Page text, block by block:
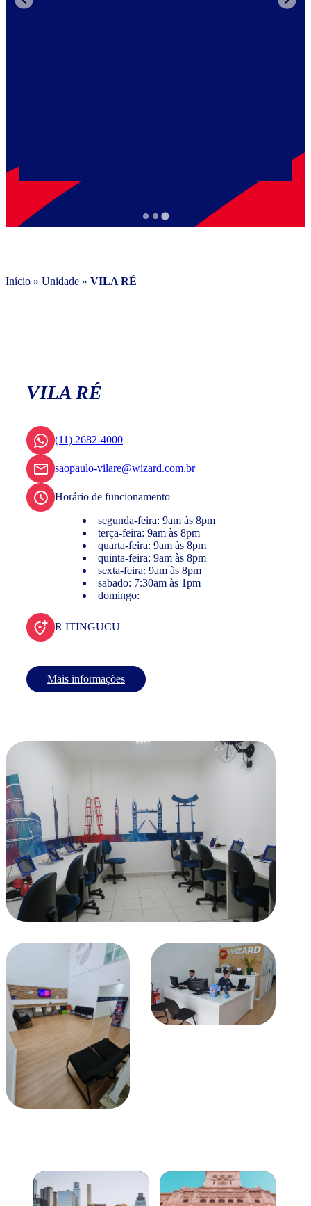
Início » Unidade » VILA RÉ
VILA RÉ
(11) 2682-4000
saopaulo-vilare@wizard.com.br
Horário de funcionamento
segunda-feira: 9am às 8pm
terça-feira: 9am às 8pm
quarta-feira: 9am às 8pm
quinta-feira: 9am às 8pm
sexta-feira: 9am às 8pm
sabado: 7:30am às 1pm
domingo:
R ITINGUCU
Mais informações